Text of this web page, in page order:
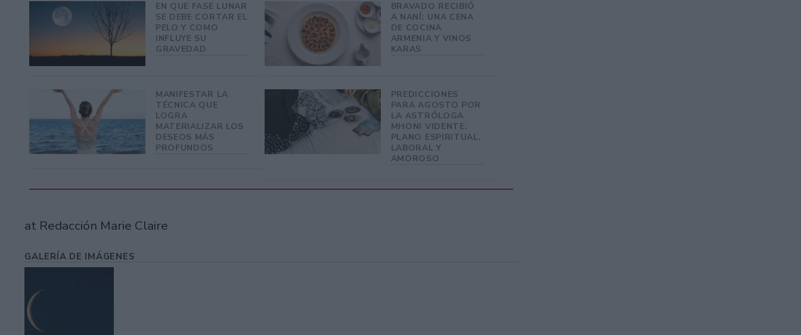
EN QUE FASE LUNAR
SE DEBE CORTAR EL
PELO Y COMO
INFLUYE SU
GRAVEDAD
BRAVADO RECIBIÓ
A NANÍ: UNA CENA
DE COCINA
ARMENIA Y VINOS
KARAS
MANIFESTAR LA
TÉCNICA QUE
LOGRA
MATERIALIZAR LOS
DESEOS MÁS
PROFUNDOS
PREDICCIONES
PARA AGOSTO POR
LA ASTRÓLOGA
MHONI VIDENTE:
PLANO ESPIRITUAL,
LABORAL Y
AMOROSO
at Redacción Marie Claire
GALERÍA DE IMÁGENES